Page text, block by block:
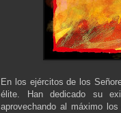
En los ejércitos de los
élite. Han dedicado su
aprovechando al máximo